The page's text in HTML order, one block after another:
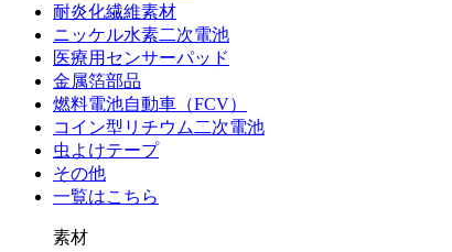
耐炎化繊維素材
ニッケル水素二次電池
医療用センサーパッド
金属箔部品
燃料電池自動車（FCV）
コイン型リチウム二次電池
虫よけテープ
その他
一覧はこちら
素材